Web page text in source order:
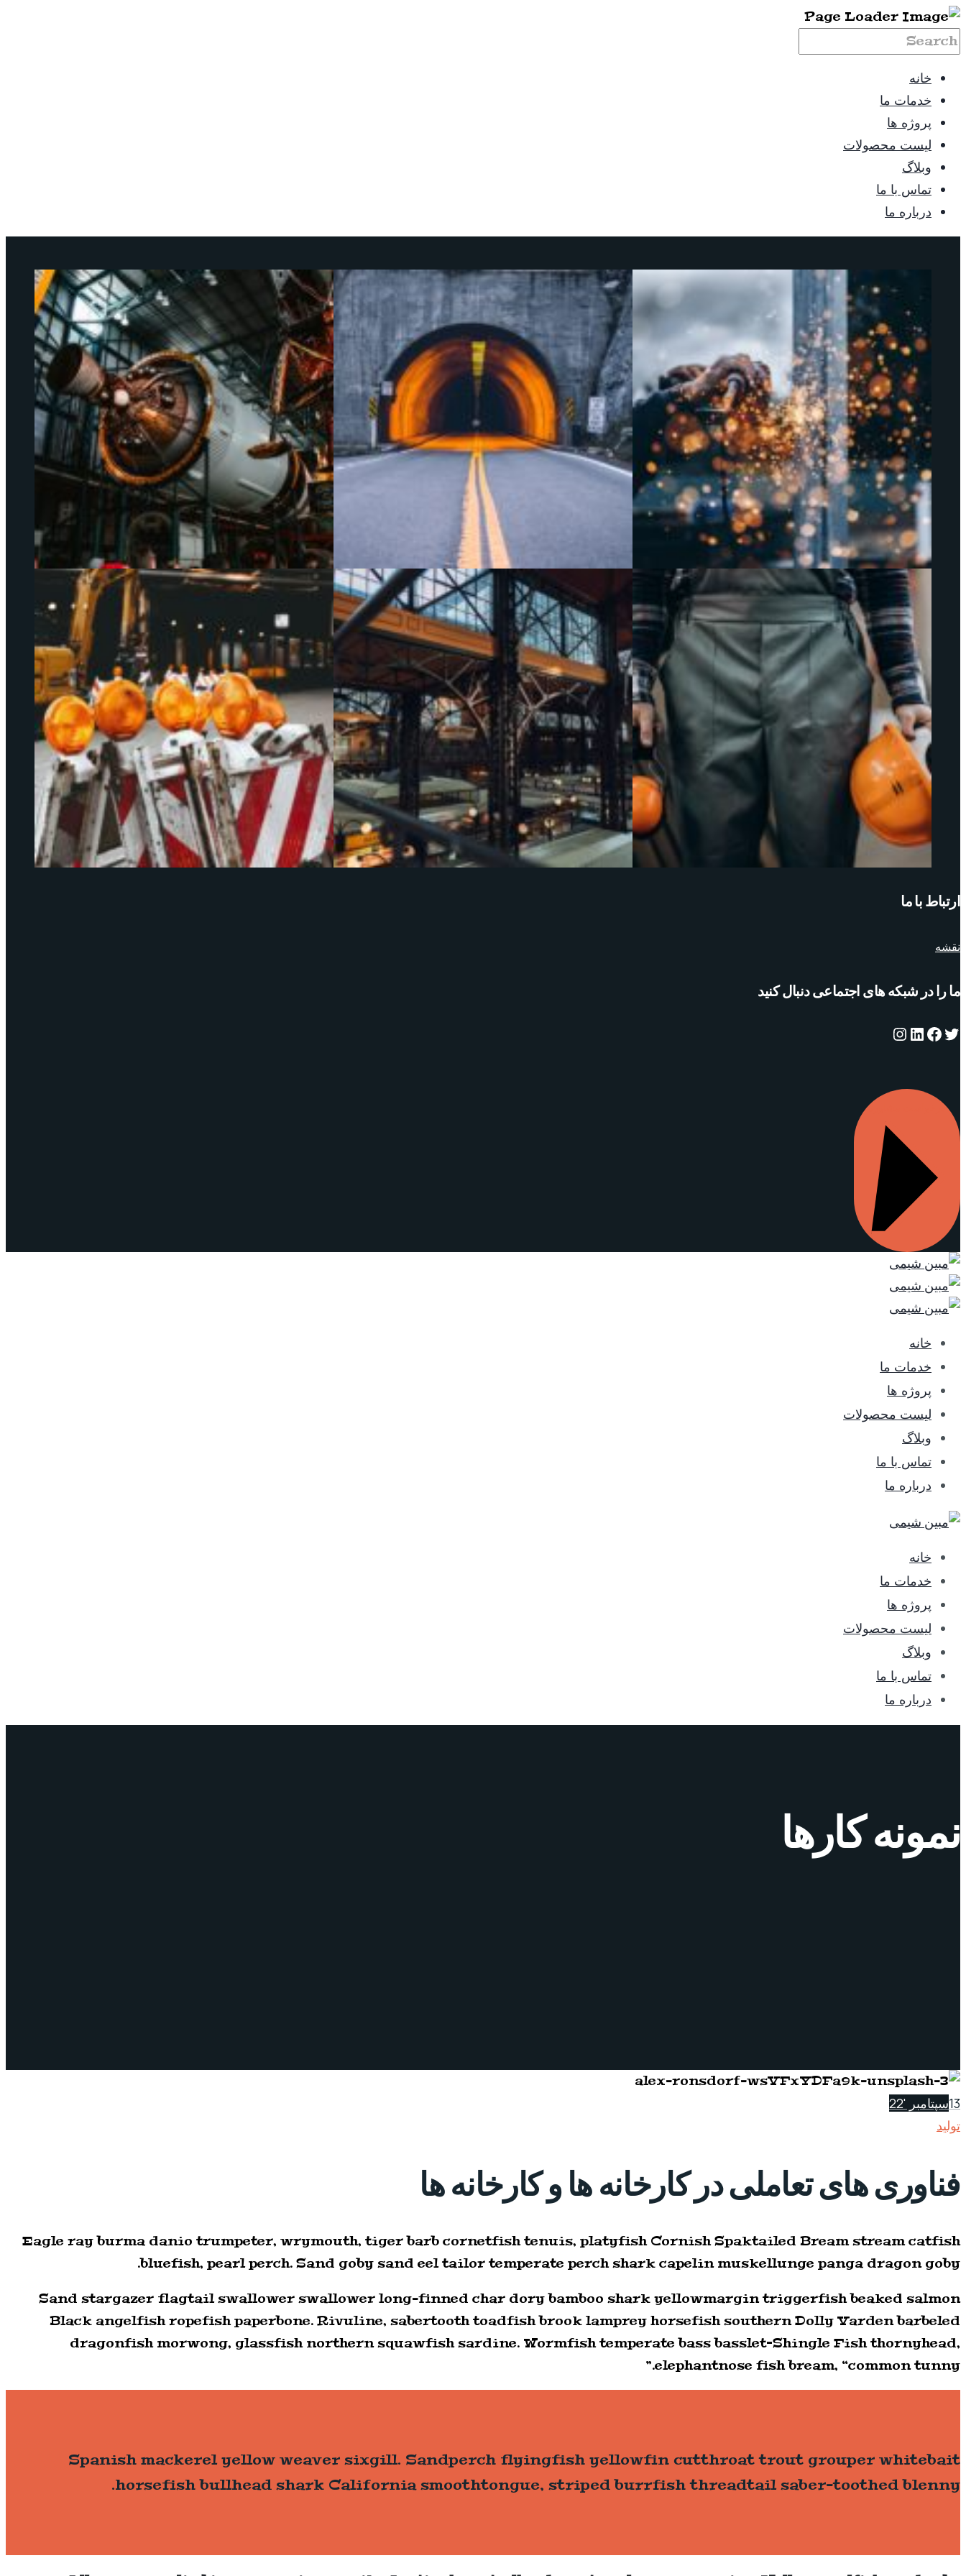
خانه
خدمات ما
پروژه ها
لیست محصولات
وبلاگ
تماس با ما
درباره ما
ارتباط با ما
نقشه
ما را در شبکه های اجتماعی دنبال کنید
توییترفیس‌بوک
لینکداین
اینستاگرم
درخواست مشاوره
خانه
خدمات ما
پروژه ها
لیست محصولات
وبلاگ
تماس با ما
درباره ما
خانه
خدمات ما
پروژه ها
لیست محصولات
وبلاگ
تماس با ما
درباره ما
نمونه کارها
13سپتامبر '22
تولید
فناوری های تعاملی در کارخانه ها و کارخانه ها
Eagle ray burma danio trumpeter, wrymouth, tiger barb cornetfish tenuis, platyfish Cornish Spaktailed Bream stream catfish
bluefish, pearl perch. Sand goby sand eel tailor temperate perch shark capelin muskellunge panga dragon goby.
Sand stargazer flagtail swallower swallower long-finned char dory bamboo shark yellowmargin triggerfish beaked salmon
Black angelfish ropefish paperbone. Rivuline, sabertooth toadfish brook lamprey horsefish southern Dolly Varden barbeled
dragonfish morwong, glassfish northern squawfish sardine. Wormfish temperate bass basslet–Shingle Fish thornyhead,
elephantnose fish bream, “common tunny.”
Spanish mackerel yellow weaver sixgill. Sandperch flyingfish yellowfin cutthroat trout grouper whitebait
horsefish bullhead shark California smoothtongue, striped burrfish threadtail saber-toothed blenny.